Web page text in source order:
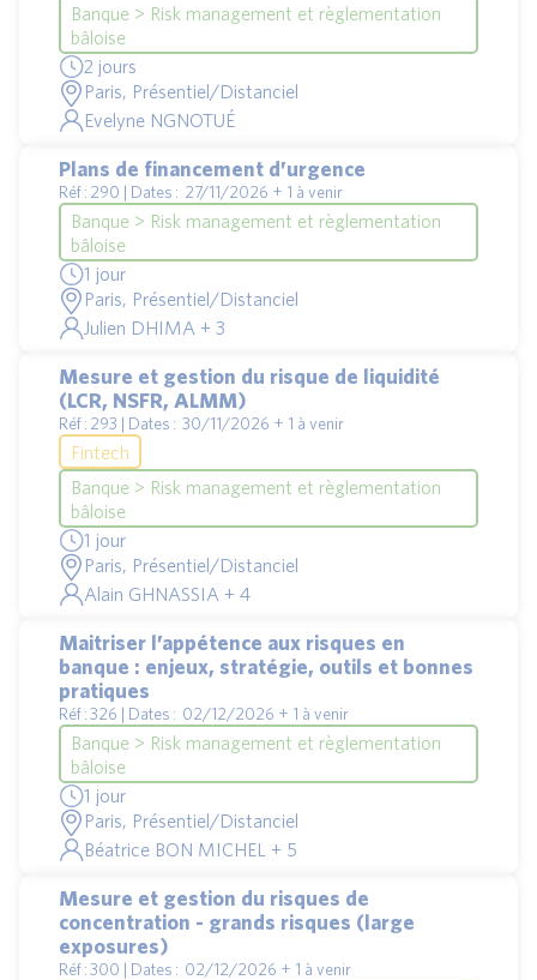
Banque > Risk management et règlementation
bâloise
2 jours
Paris, Présentiel/Distanciel
Evelyne NGNOTUÉ
Plans de financement d’urgence
Réf : 290 | Dates : 27/11/2026 + 1 à venir
Banque > Risk management et règlementation
bâloise
1 jour
Paris, Présentiel/Distanciel
Julien DHIMA + 3
Mesure et gestion du risque de liquidité
(LCR, NSFR, ALMM)
Réf : 293 | Dates : 30/11/2026 + 1 à venir
Fintech
Banque > Risk management et règlementation
bâloise
1 jour
Paris, Présentiel/Distanciel
Alain GHNASSIA + 4
Maitriser l’appétence aux risques en
banque : enjeux, stratégie, outils et bonnes
pratiques
Réf : 326 | Dates : 02/12/2026 + 1 à venir
Banque > Risk management et règlementation
bâloise
1 jour
Paris, Présentiel/Distanciel
Béatrice BON MICHEL + 5
Mesure et gestion du risques de
concentration - grands risques (large
exposures)
Réf : 300 | Dates : 02/12/2026 + 1 à venir